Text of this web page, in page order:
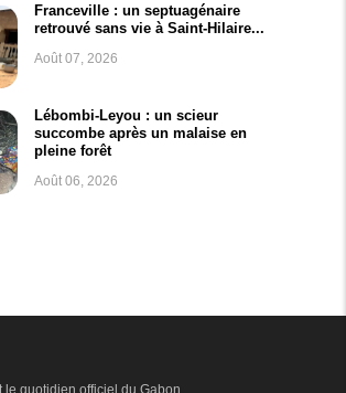
Franceville : un septuagénaire
retrouvé sans vie à Saint-Hilaire...
Août 07, 2026
Lébombi-Leyou : un scieur
succombe après un malaise en
pleine forêt
Août 06, 2026
le quotidien officiel du Gabon